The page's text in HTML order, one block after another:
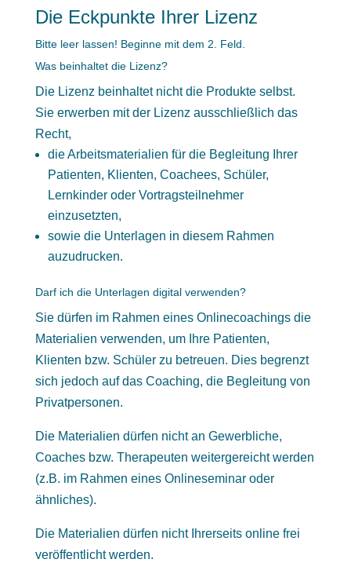
Die Eckpunkte Ihrer Lizenz
Bitte leer lassen! Beginne mit dem 2. Feld.
Was beinhaltet die Lizenz?
Die Lizenz beinhaltet nicht die Produkte selbst.
Sie erwerben mit der Lizenz ausschließlich das
Recht,
die Arbeitsmaterialien für die Begleitung Ihrer
Patienten, Klienten, Coachees, Schüler,
Lernkinder oder Vortragsteilnehmer
einzusetzten,
sowie die Unterlagen in diesem Rahmen
auzudrucken.
Darf ich die Unterlagen digital verwenden?
Sie dürfen im Rahmen eines Onlinecoachings die
Materialien verwenden, um Ihre Patienten,
Klienten bzw. Schüler zu betreuen. Dies begrenzt
sich jedoch auf das Coaching, die Begleitung von
Privatpersonen.
Die Materialien dürfen nicht an Gewerbliche,
Coaches bzw. Therapeuten weitergereicht werden
(z.B. im Rahmen eines Onlineseminar oder
ähnliches).
Die Materialien dürfen nicht Ihrerseits online frei
veröffentlicht werden.